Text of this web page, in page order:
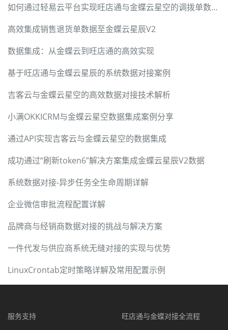
如何通过轻易云平台实现旺店通与金蝶云星空的调拨单数据集成
高效集成销售退货单数据至金蝶云星辰V2
数据集成：从金蝶云到旺店通的高效实现
基于旺店通与金蝶云星辰的系统数据对接案例
吉客云与金蝶云星空的高效数据对接技术解析
小满OKKICRM与金蝶云星空数据集成案例分享
通过API实现吉客云与金蝶云星空的数据集成
成功通过“刷新token6”解决方案集成金蝶云星辰V2数据
系统数据对接-异步任务全生命周期详解
企业微信审批流程配置详解
品牌商与经销商数据对接的挑战与解决方案
一件代发与供应商系统无缝对接的实现与优势
LinuxCrontab定时策略详解及常用配置示例
服务支持
旺店通与金蝶对接全流程